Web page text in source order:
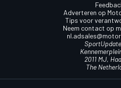
Adverteren op
Tips voor
Neem contact op
2011 MJ,
The